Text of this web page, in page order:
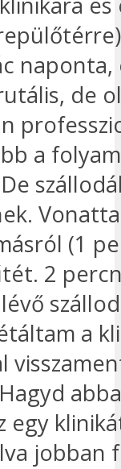
naponta,
de
a
(1
2
a
egy
jobban